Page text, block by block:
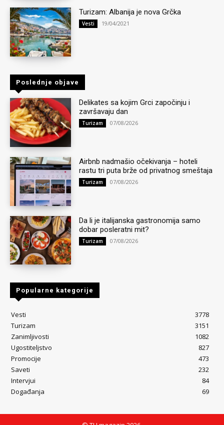
Turizam: Albanija je nova Grčka
Vesti 19/04/2021
Poslednje objave
Delikates sa kojim Grci započinju i
završavaju dan
Turizam 07/08/2026
Airbnb nadmašio očekivanja – hoteli
rastu tri puta brže od privatnog smeštaja
Turizam 07/08/2026
Da li je italijanska gastronomija samo
dobar posleratni mit?
Turizam 07/08/2026
Popularne kategorije
Vesti
3778
Turizam
3151
Zanimljivosti
1082
Ugostiteljstvo
827
Promocije
473
Saveti
232
Intervjui
84
Događanja
69